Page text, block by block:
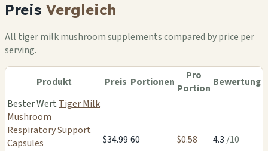
Preis Vergleich
All tiger milk mushroom supplements compared by price per
serving.
Produkt Preis Portionen
Pro
Portion Bewertung
Bester Wert Tiger Milk
Mushroom
Respiratory Support
Capsules
$34.99 60 $0.58 4.3 /10